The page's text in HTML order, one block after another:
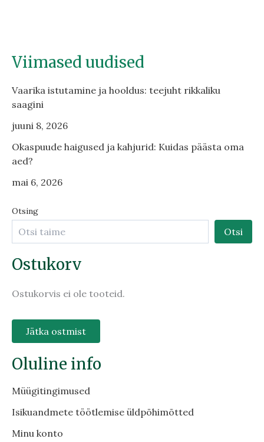
Viimased uudised
Vaarika istutamine ja hooldus: teejuht rikkaliku
saagini
juuni 8, 2026
Okaspuude haigused ja kahjurid: Kuidas päästa oma
aed?
mai 6, 2026
Otsing
Otsi
Ostukorv
Ostukorvis ei ole tooteid.
Jätka ostmist
Oluline info
Müügitingimused
Isikuandmete töötlemise üldpõhimõtted
Minu konto